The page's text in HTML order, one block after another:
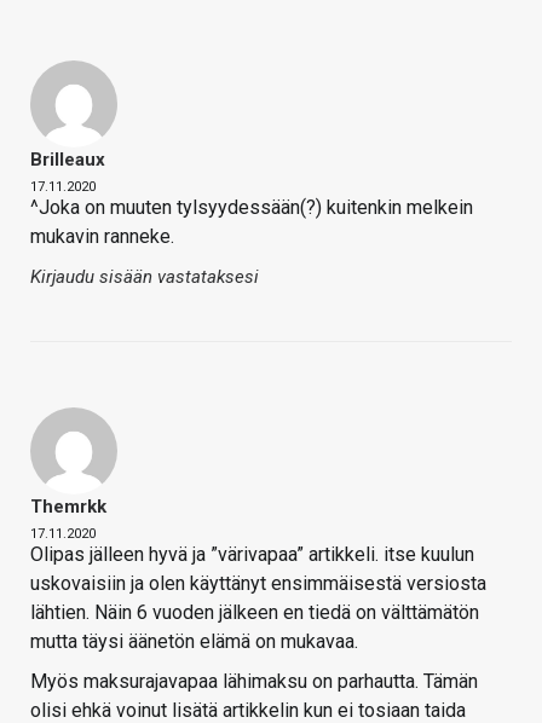
Brilleaux
17.11.2020
^Joka on muuten tylsyydessään(?) kuitenkin melkein
mukavin ranneke.
Kirjaudu sisään vastataksesi
Themrkk
17.11.2020
Olipas jälleen hyvä ja ”värivapaa” artikkeli. itse kuulun
uskovaisiin ja olen käyttänyt ensimmäisestä versiosta
lähtien. Näin 6 vuoden jälkeen en tiedä on välttämätön
mutta täysi äänetön elämä on mukavaa.
Myös maksurajavapaa lähimaksu on parhautta. Tämän
olisi ehkä voinut lisätä artikkelin kun ei tosiaan taida